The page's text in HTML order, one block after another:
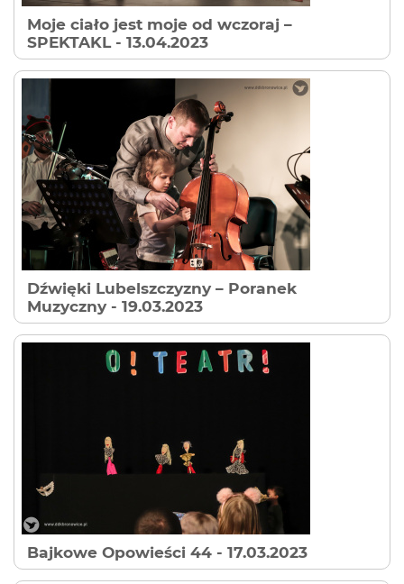
Moje ciało jest moje od wczoraj –
SPEKTAKL- 13.04.2023
Dźwięki Lubelszczyzny – Poranek
Muzyczny - 19.03.2023
Bajkowe Opowieści 44 - 17.03.2023